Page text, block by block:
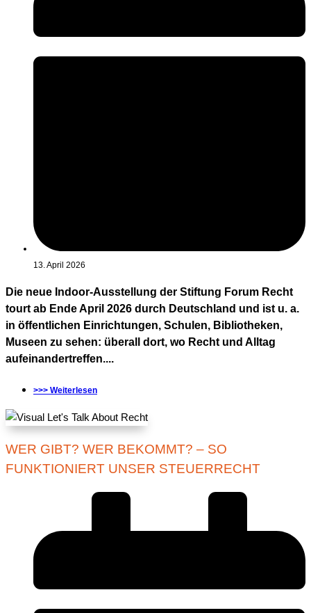
13. April 2026
Die neue Indoor-Ausstellung der Stiftung Forum Recht
tourt ab Ende April 2026 durch Deutschland und ist u. a.
in öffentlichen Einrichtungen, Schulen, Bibliotheken,
Museen zu sehen: überall dort, wo Recht und Alltag
aufeinandertreffen....
>>> Weiterlesen
WER GIBT? WER BEKOMMT? – SO
FUNKTIONIERT UNSER STEUERRECHT